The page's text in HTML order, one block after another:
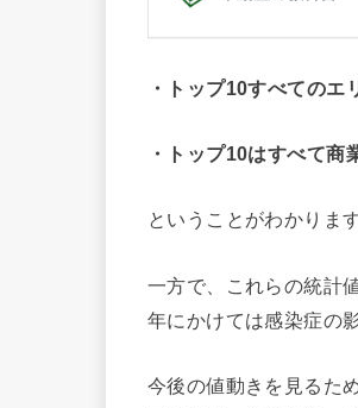
・トップ10すべてのエ
・トップ10はすべて商
ということがわかります
一方で、これらの統計
年にかけては感染症の
今後の値動きを見るた